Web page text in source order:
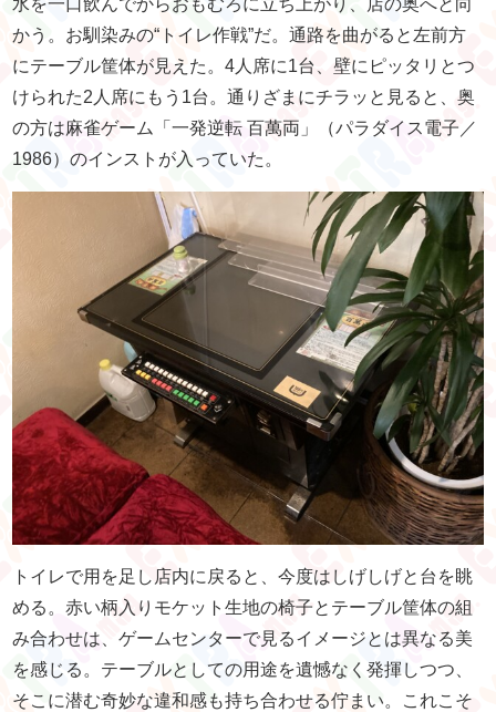
水を一口飲んでからおもむろに立ち上がり、店の奥へと向
かう。お馴染みの“トイレ作戦”だ。通路を曲がると左前方
にテーブル筐体が見えた。4人席に1台、壁にピッタリとつ
けられた2人席にもう1台。通りざまにチラッと見ると、奥
の方は麻雀ゲーム「一発逆転 百萬両」（パラダイス電子／
1986）のインストが入っていた。
トイレで用を足し店内に戻ると、今度はしげしげと台を眺
める。赤い柄入りモケット生地の椅子とテーブル筐体の組
み合わせは、ゲームセンターで見るイメージとは異なる美
を感じる。テーブルとしての用途を遺憾なく発揮しつつ、
そこに潜む奇妙な違和感も持ち合わせる佇まい。これこそ